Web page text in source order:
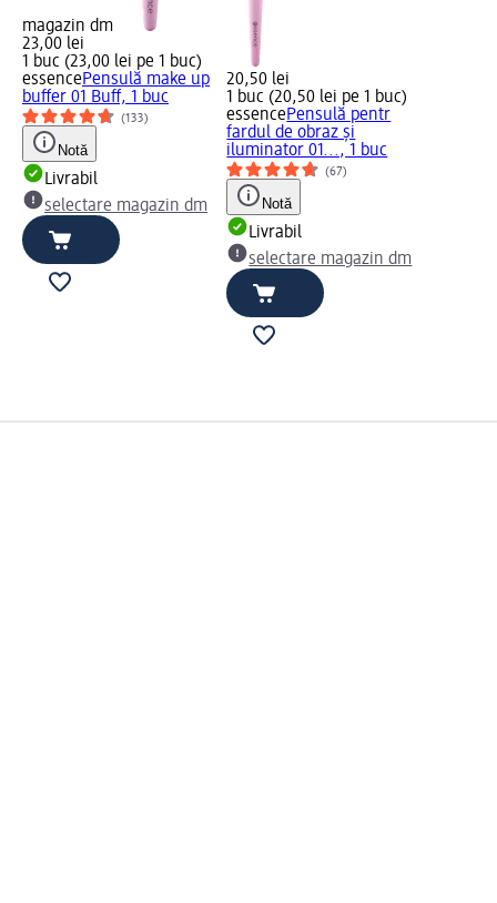
magazin dm
23,00 lei
1 buc (23,00 lei pe 1 buc)
essencePensulă make up
buffer 01 Buff, 1 buc
(133)
Notă
Livrabil
selectare magazin dm
20,50 lei
1 buc (20,50 lei pe 1 buc)
essencePensulă pentr
fardul de obraz și
iluminator 01..., 1 buc
(67)
Notă
Livrabil
selectare magazin dm